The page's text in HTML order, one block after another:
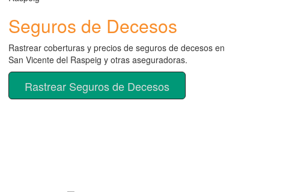
Seguros de Decesos
Rastrear coberturas y precios de seguros de decesos en
San Vicente del Raspeig y otras aseguradoras.
Rastrear Seguros de Decesos